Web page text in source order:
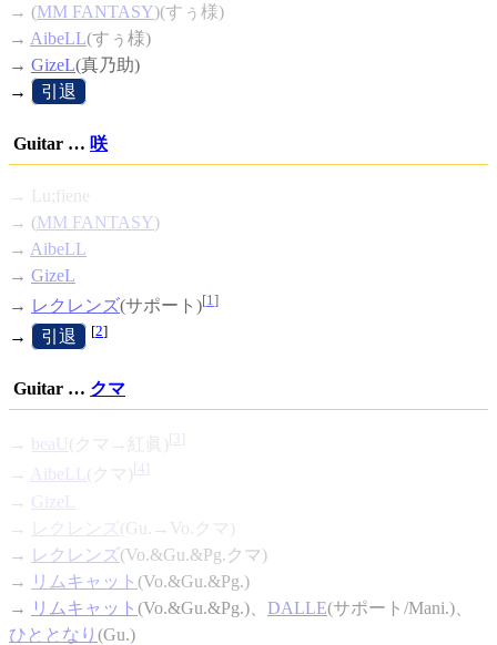
→ (MM FANTASY)(すぅ様)
→ AibeLL(すぅ様)
→ GizeL(真乃助)
→
引退
Guitar … 咲
→ Lu;fiene
→ (MM FANTASY)
→ AibeLL
→ GizeL
→ レクレンズ(サポート)[1]
→ 引退 [2]
Guitar … クマ
→ beaU(クマ→紅眞)[ 3
→ AibeLL (クマ)[ 4
→ GizeL
→
レクレンズ (Gu.→Vo.クマ)
→ レクレンズ(Vo.&Gu.&Pg.クマ)
→
リムキャット (Vo.&Gu.&Pg.)
→
リムキャット (Vo.&Gu.&Pg.)、 DALLE(サポート/Mani.)、
ひととなり (Gu.)